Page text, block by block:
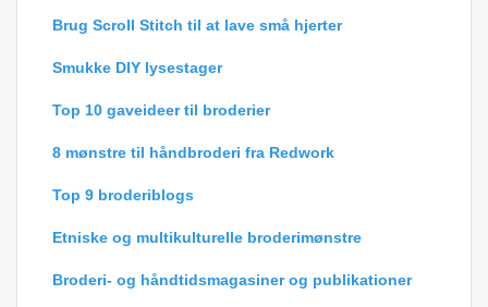
Brug Scroll Stitch til at lave små hjerter
Smukke DIY lysestager
Top 10 gaveideer til broderier
8 mønstre til håndbroderi fra Redwork
Top 9 broderiblogs
Etniske og multikulturelle broderimønstre
Broderi- og håndtidsmagasiner og publikationer